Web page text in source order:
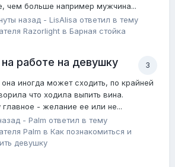
чем больше например мужчина...
назад - LisAlisa ответил в тему
Razorlight в Барная стойка
3
работе на девушку
иногда может сходить, по крайней
что ходила выпить вина.
главное - желание ее или не...
- Palm ответил в тему
Palm в Как познакомиться и
девушку